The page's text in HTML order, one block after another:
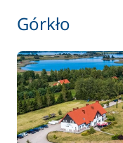
Frais de port
Paddle
Górkło